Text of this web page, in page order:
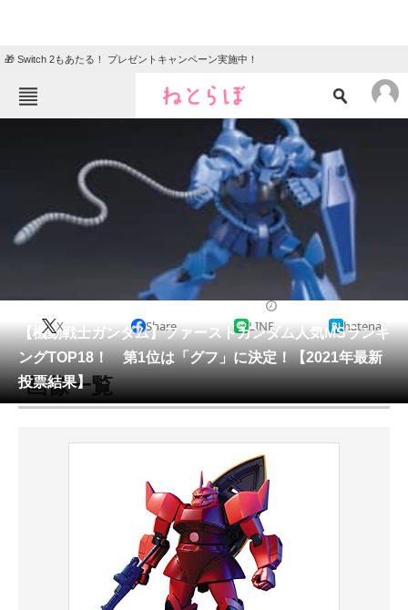
🎁 Switch 2もあたる！ プレゼントキャンペーン実施中！
ニュース
クイズ
グルメ 地域
教育・育児
会員記事
メディア
注目記事を集めた総合ページ
ITの今と未来を見通す
スマホと通信の最新トレンド
進化するPCとデバイスの未来
好きが集まる 比べて選べる
ビジネスと働き方のヒント
【機動戦士ガンダム】ファーストガンダム人気MSランキ
ングTOP18！ 第1位は「グフ」に決定！【2021年最新
投票結果】
X Share LINE hatena
画像一覧